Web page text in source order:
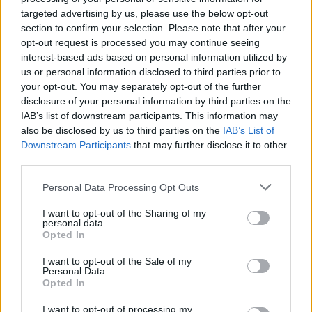
targeted advertising by us, please use the below opt-out
section to confirm your selection. Please note that after your
opt-out request is processed you may continue seeing
interest-based ads based on personal information utilized by
us or personal information disclosed to third parties prior to
your opt-out. You may separately opt-out of the further
disclosure of your personal information by third parties on the
IAB’s list of downstream participants. This information may
also be disclosed by us to third parties on the IAB’s List of
Downstream Participants that may further disclose it to other
Personal Data Processing Opt Outs
I want to opt-out of the Sharing of my
personal data.
Opted In
I want to opt-out of the Sale of my
Personal Data.
Opted In
I want to opt-out of processing my
00:01:31
Pamatykite atsisveikinimo su K. Prunskiene akimirkas:
amžinojo poilsio ji atguls Antakalnio kapinėse
Žinios | Lietuvos diena
Visi įrašai
Žiūrimiausi įrašai
00:00:49
Pateikė daugiau detalių apie iš tėvų paimtus šešis
vaikus: jiems kilusi grėsmė
Žinios | Lietuvos diena